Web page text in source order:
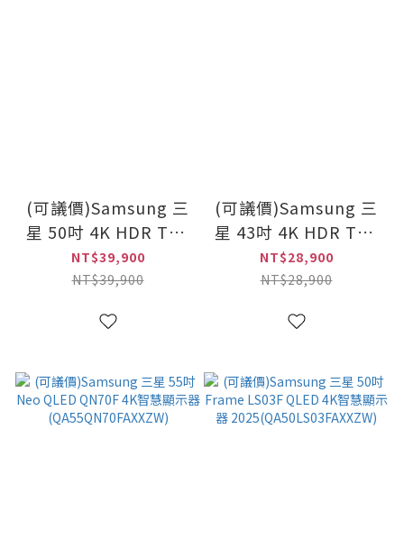
(可議價)Samsung 三
星 50吋 4K HDR The
Serif QLED風格顯示
器
NT$39,900
NT$39,900
(可議價)Samsung 三
星 43吋 4K HDR The
Serif QLED風格顯示
器
NT$28,900
NT$28,900